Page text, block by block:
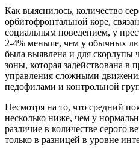
Как выяснилось, количество
орбитофронтальной коре,
социальным поведением, у
2-4% меньше, чем у обычных
была выявлена и для скорлупы
зоны, которая задействована в
управления сложными
педофилами и контрольной
Несмотря на то, что средний
несколько ниже, чем у
различие в количестве серого
только в разницей в уровне